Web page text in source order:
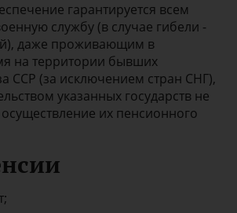
гарантируется всем
службу (в случае гибели -
даже проживающим в
на территории бывших
ССР (за исключением стран СНГ),
указанных государств не
их пенсионного